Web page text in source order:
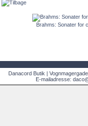
Brahms: Sonater for
Danacord Butik |
E-mailadresse: